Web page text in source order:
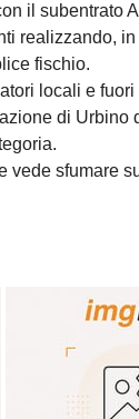
il subentrato
realizzando,
fischio.
locali e
di
vede sfumare